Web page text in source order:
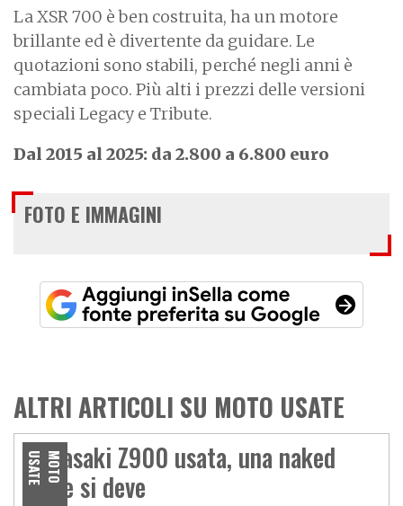
La XSR 700 è ben costruita, ha un motore
brillante ed è divertente da guidare. Le
quotazioni sono stabili, perché negli anni è
cambiata poco. Più alti i prezzi delle versioni
speciali Legacy e Tribute.
Dal 2015 al 2025: da 2.800 a 6.800 euro
FOTO E IMMAGINI
ALTRI ARTICOLI SU MOTO USATE
M
O
T
O
U
S
A
T
E
Kawasaki Z900 usata, una naked
come si deve